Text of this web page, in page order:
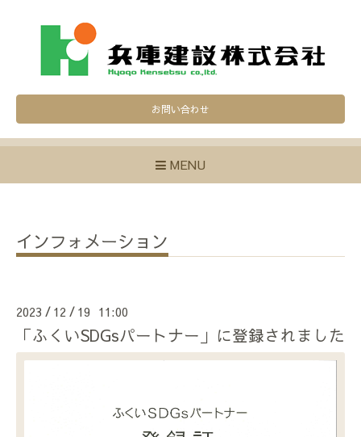
お問い合わせ
MENU
インフォメーション
2023 / 12 / 19 11:00
「ふくいSDGsパートナー」に登録されました